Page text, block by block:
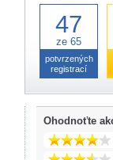
47
ze 65
potvrzených
registrací
Ohodnoťte